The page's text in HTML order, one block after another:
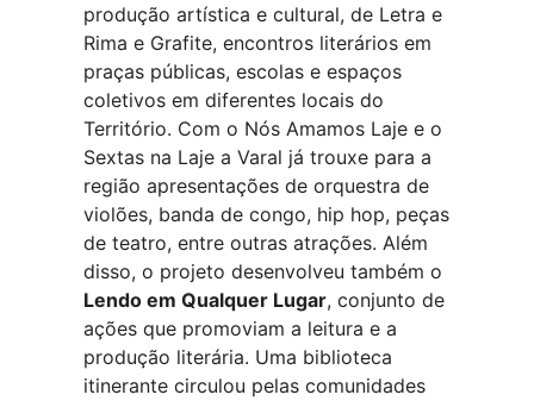
produção artística e cultural, de Letra e
Rima e Grafite, encontros literários em
praças públicas, escolas e espaços
coletivos em diferentes locais do
Território. Com o Nós Amamos Laje e o
Sextas na Laje a Varal já trouxe para a
região apresentações de orquestra de
violões, banda de congo, hip hop, peças
de teatro, entre outras atrações. Além
disso, o projeto desenvolveu também o
Lendo em Qualquer Lugar, conjunto de
ações que promoviam a leitura e a
produção literária. Uma biblioteca
itinerante circulou pelas comunidades